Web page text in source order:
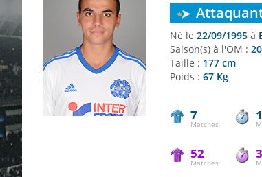
Né le 22/09/1995 à
Saison(s) à l'OM :
Taille : 177 cm
Poids : 67 Kg
7
Matches
52
Matches